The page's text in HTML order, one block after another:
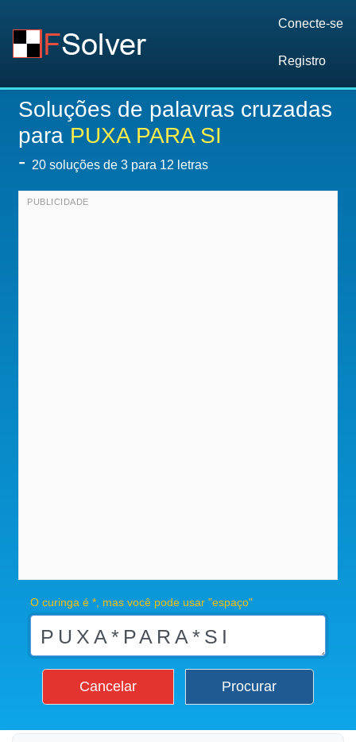
Conecte-se
Registro
Soluções de palavras cruzadas
para PUXA PARA SI
- 20 soluções de 3 para 12 letras
O curinga é *, mas você pode usar "espaço"
Cancelar Procurar